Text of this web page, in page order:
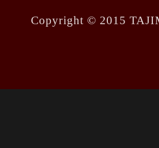
Copyright © 2015